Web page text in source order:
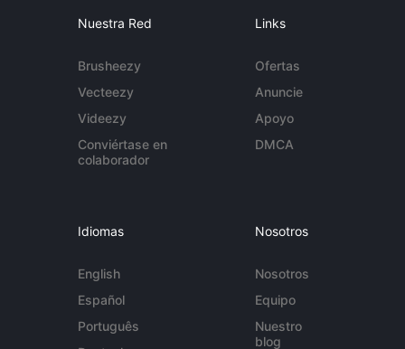
Nuestra Red
Brusheezy
Vecteezy
Videezy
Conviértase en
colaborador
Links
Ofertas
Anuncie
Apoyo
DMCA
Idiomas
English
Español
Português
Nosotros
Nosotros
Equipo
Nuestro
blog